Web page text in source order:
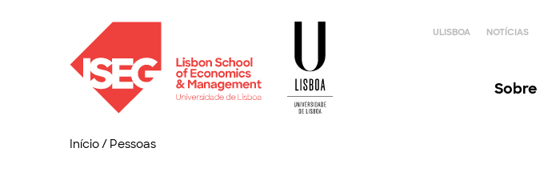
ULISBOA NOTÍCIAS
Sobre
Início/ Pessoas